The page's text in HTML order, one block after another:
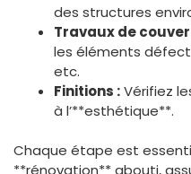
des structures
Travaux de
les éléments
etc.
Finitions :Vérifiez
à l’**esthétique**.
Chaque étape est
**rénovation** abouti,